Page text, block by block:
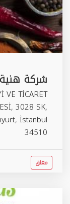
شركة هنية
VE TİCARET
3028 SK,
, İstanbul
34510
مغلق